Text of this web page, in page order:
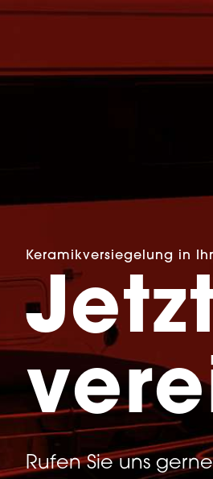
Keramikversiegelung in
Rufen Sie uns